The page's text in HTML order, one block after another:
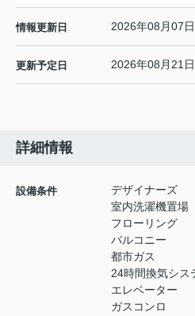
情報更新日 2026年08月07日
更新予定日 2026年08月21日
詳細情報
設備条件
デザイナーズ
室内洗濯機置場
フローリング
バルコニー
都市ガス
24時間換気シス
エレベーター
ガスコンロ